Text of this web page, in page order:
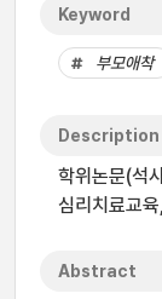
Keyword
부모애착
Description
학위논문(석
심리치료교
Abstract